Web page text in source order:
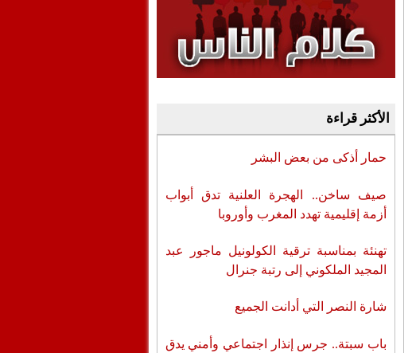
تقتل والمحاسبة يجب
أن تطال المسؤولين
سيتي باص + وثيقة
وفيديو
الأكثر قراءة
حمار أذكى من بعض البشر
صيف ساخن.. الهجرة العلنية تدق أبواب
أزمة إقليمية تهدد المغرب وأوروبا
تهنئة بمناسبة ترقية الكولونيل ماجور عبد
المجيد الملكوني إلى رتبة جنرال
شارة النصر التي أدانت الجميع
باب سبتة.. جرس إنذار اجتماعي وأمني يدق